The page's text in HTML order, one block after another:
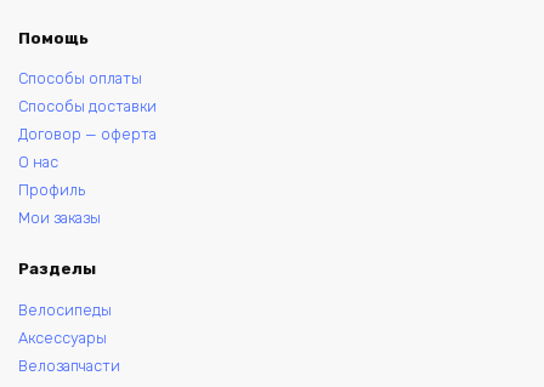
Помощь
Способы оплаты
Способы доставки
Договор — оферта
О нас
Профиль
Мои заказы
Разделы
Велосипеды
Аксессуары
Велозапчасти